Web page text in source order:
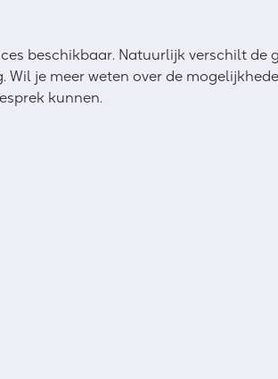
beschikbaar. Natuurlijk verschilt de
je meer weten over de
kunnen.